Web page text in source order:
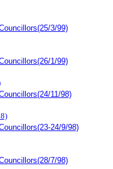
3/99)
1/99)
11/98)
24/9/98)
7/98)